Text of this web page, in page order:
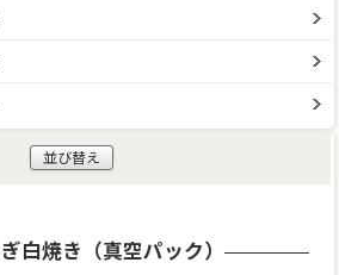
並び替え
白焼き（真空パック）